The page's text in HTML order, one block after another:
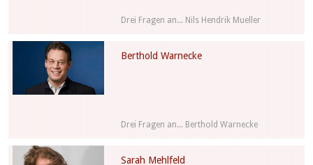
Drei Fragen an... Nils Hendrik Mueller
Berthold Warnecke
Drei Fragen an... Berthold Warnecke
Sarah Mehlfeld